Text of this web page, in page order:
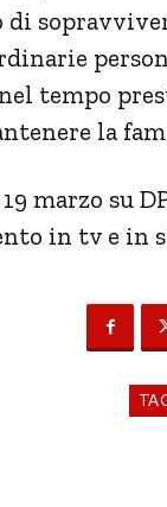
tempo
la
marzo su
in tv e in